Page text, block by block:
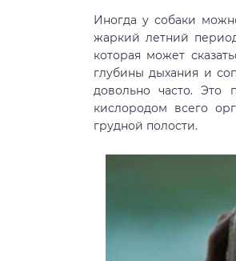
Иногда у собаки
жаркий летний
которая может
глубины дыхания и
довольно часто. Это
кислородом всего
грудной полости.